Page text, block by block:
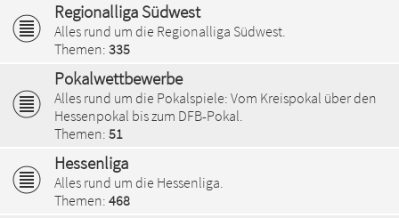
Regionalliga Südwest
Alles rund um die Regionalliga Südwest.
Themen: 335
Pokalwettbewerbe
Alles rund um die Pokalspiele: Vom Kreispokal über den
Hessenpokal bis zum DFB-Pokal.
Themen: 51
Hessenliga
Alles rund um die Hessenliga.
Themen: 468